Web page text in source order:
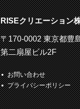
RISEクリエーション
〒170-0002 東京都豊
第二扇屋ビル2F
お問い合わせ
プライバシーポリシー